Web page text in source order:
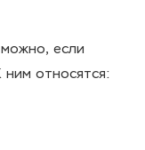
если
ним относятся: